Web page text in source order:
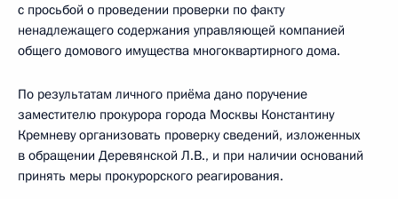
с просьбой о проведении проверки по факту
ненадлежащего содержания управляющей компанией
общего домового имущества многоквартирного дома.
По результатам личного приёма дано поручение
заместителю прокурора города Москвы Константину
Кремневу организовать проверку сведений, изложенных
в обращении Деревянской Л.В., и при наличии оснований
принять меры прокурорского реагирования.